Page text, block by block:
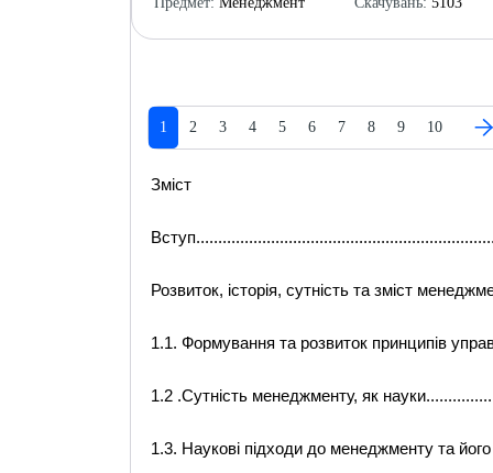
1 2 3 4 5 6 7 8 9 10
Зміст
Розвиток, історія, сутність та зміст
1.1. Формування та розвиток принципів
1.2 .Сутність менеджменту, як
1.3. Наукові підходи до менеджменту та